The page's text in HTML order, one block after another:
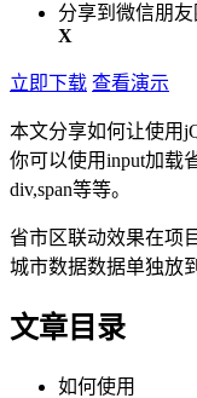
分享到微信朋友
X
立即下载 查看演示
本文分享如何让使用
你可以使用input加载
div,span等等。
省市区联动效果在项
城市数据数据单独放
文章目录
如何使用